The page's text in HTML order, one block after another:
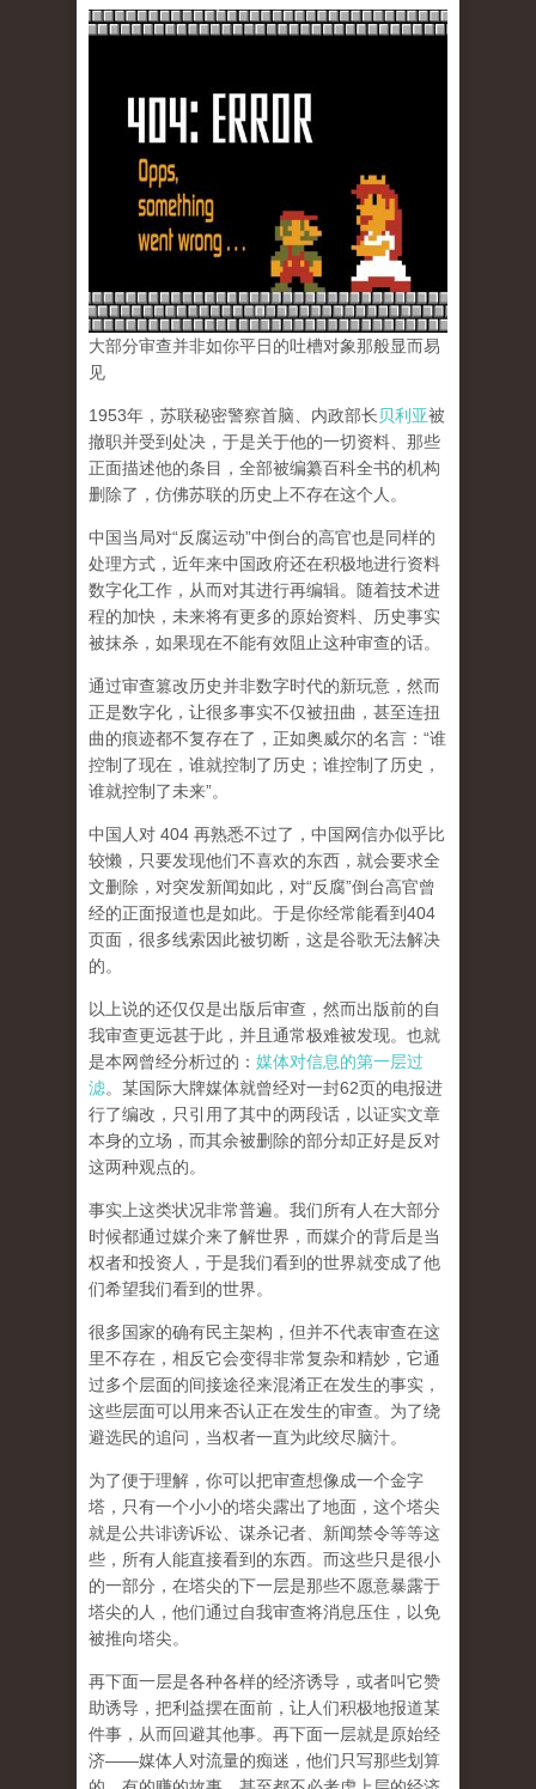
大部分审查并非如你平日的吐槽对象那般显而易
见
1953年，苏联秘密警察首脑、内政部长贝利亚被
撤职并受到处决，于是关于他的一切资料、那些
正面描述他的条目，全部被编纂百科全书的机构
删除了，仿佛苏联的历史上不存在这个人。
中国当局对“反腐运动”中倒台的高官也是同样的
处理方式，近年来中国政府还在积极地进行资料
数字化工作，从而对其进行再编辑。随着技术进
程的加快，未来将有更多的原始资料、历史事实
被抹杀，如果现在不能有效阻止这种审查的话。
通过审查篡改历史并非数字时代的新玩意，然而
正是数字化，让很多事实不仅被扭曲，甚至连扭
曲的痕迹都不复存在了，正如奥威尔的名言：“谁
控制了现在，谁就控制了历史；谁控制了历史，
谁就控制了未来”。
中国人对 404 再熟悉不过了，中国网信办似乎比
较懒，只要发现他们不喜欢的东西，就会要求全
文删除，对突发新闻如此，对“反腐”倒台高官曾
经的正面报道也是如此。于是你经常能看到404
页面， 很多线索因此被切断，这是谷歌无法解决
的。
以上说的还仅仅是出版后审查，然而出版前的自
我审查更远甚于此，并且通常极难被发现。 也就
是本网曾经分析过的： 媒体对信息的第一层过
滤。某国际大牌媒体就曾经对一封62页的电报进
行了编改，只引用了其中的两段话，以证实文章
本身的立场，而其余被删除的部分却正好是反对
这两种观点的。
事实上这类状况非常普遍。我们所有人在大部分
时候都通过媒介来了解世界，而媒介的背后是当
权者和投资人，于是我们看到的世界就变成了他
们希望我们看到的世界。
很多国家的确有民主架构，但并不代表审查在这
里不存在，相反它会变得非常复杂和精妙，它通
过多个层面的间接途径来混淆正在发生的事实，
这些层面可以用来否认正在发生的审查。为了绕
避选民的追问，当权者一直为此绞尽脑汁。
为了便于理解，你可以把审查想像成一个金字
塔，只有一个小小的塔尖露出了地面，这个塔尖
就是公共诽谤诉讼、谋杀记者、新闻禁令等等这
些，所有人能直接看到的东西。而这些只是很小
的一部分，在塔尖的下一层是那些不愿意暴露于
塔尖的人，他们通过自我审查将消息压住，以免
被推向塔尖。
再下面一层是各种各样的经济诱导，或者叫它赞
助诱导，把利益摆在面前，让人们积极地报道某
件事，从而回避其他事。再下面一层就是原始经
济——媒体人对流量的痴迷，他们只写那些划算